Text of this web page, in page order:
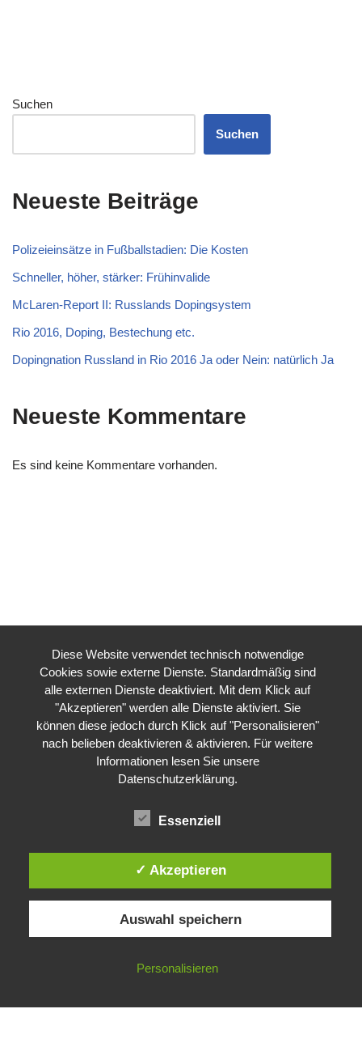
Suchen
Suchen
Neueste Beiträge
Polizeieinsätze in Fußballstadien: Die Kosten
Schneller, höher, stärker: Frühinvalide
McLaren-Report II: Russlands Dopingsystem
Rio 2016, Doping, Bestechung etc.
Dopingnation Russland in Rio 2016 Ja oder Nein: natürlich Ja
Neueste Kommentare
Es sind keine Kommentare vorhanden.
Impressum Datenschutzerklärung
Gesellschaft für ökologische Forschung e.V.
Diese Website verwendet technisch notwendige
Cookies sowie externe Dienste. Standardmäßig sind
alle externen Dienste deaktiviert. Mit dem Klick auf
"Akzeptieren" werden alle Dienste aktiviert. Sie
können diese jedoch durch Klick auf "Personalisieren"
nach belieben deaktivieren & aktivieren. Für weitere
Informationen lesen Sie unsere
Datenschutzerklärung.
Essenziell
✓ Akzeptieren
Auswahl speichern
Personalisieren